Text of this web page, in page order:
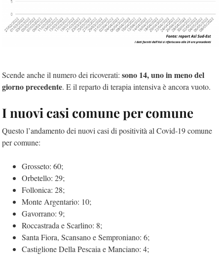
Scende anche il numero dei ricoverati: sono 14, uno in meno del
giorno precedente. E il reparto di terapia intensiva è ancora vuoto.
I nuovi casi comune per comune
Questo l’andamento dei nuovi casi di positività al Covid-19 comune
per comune:
Grosseto: 60;
Orbetello: 29;
Follonica: 28;
Monte Argentario: 10;
Gavorrano: 9;
Roccastrada e Scarlino: 8;
Santa Fiora, Scansano e Semproniano: 6;
Castiglione Della Pescaia e Manciano: 4;